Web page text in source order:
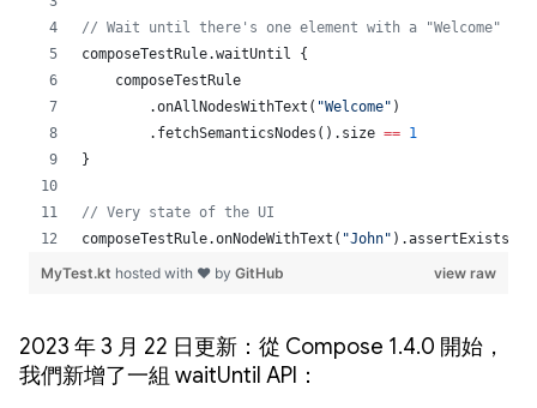
2023 年 3 月 22 日更新：從 Compose 1.4.0 開始，
我們新增了一組 waitUntil API：